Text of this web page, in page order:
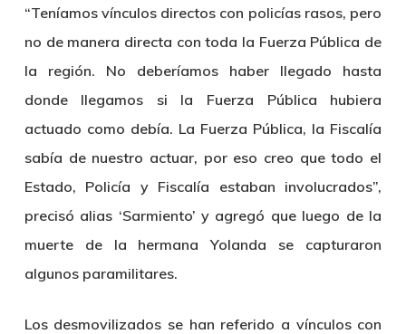
“Teníamos vínculos directos con policías rasos, pero
no de manera directa con toda la Fuerza Pública de
la región. No deberíamos haber llegado hasta
donde llegamos si la Fuerza Pública hubiera
actuado como debía. La Fuerza Pública, la Fiscalía
sabía de nuestro actuar, por eso creo que todo el
Estado, Policía y Fiscalía estaban involucrados”,
precisó alias ‘Sarmiento’ y agregó que luego de la
muerte de la hermana Yolanda se capturaron
algunos paramilitares.
Los desmovilizados se han referido a vínculos con